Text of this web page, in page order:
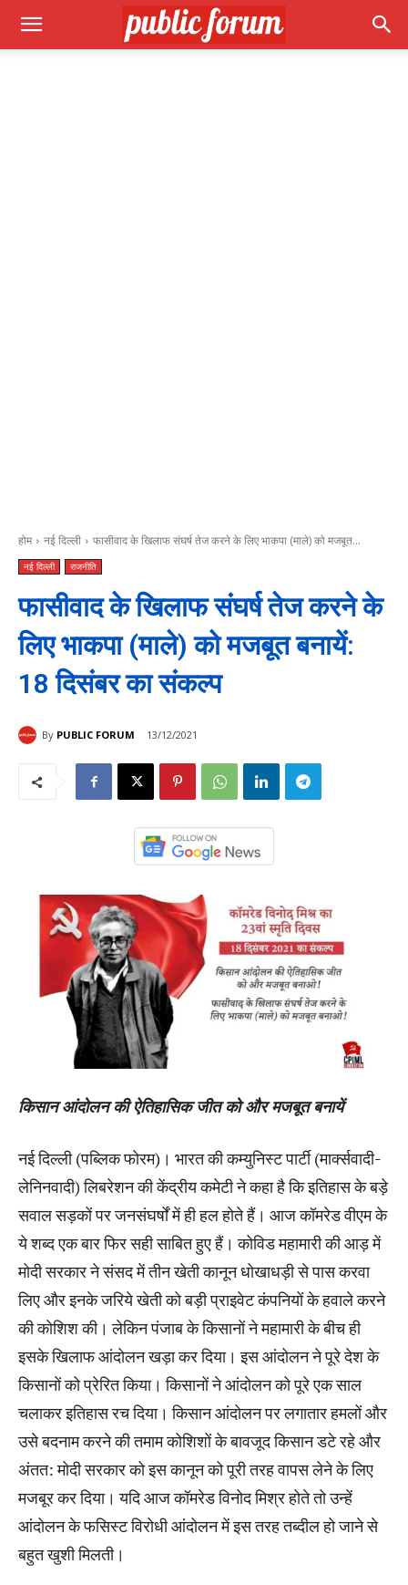
होम नई दिल्ली फासीवाद के खिलाफ संघर्ष तेज करने के लिए भाकपा (माले) को मजबूत...
नई दिल्ली राजनीति
फासीवाद के खिलाफ संघर्ष तेज करने के
लिए भाकपा (माले) को मजबूत बनायें:
18 दिसंबर का संकल्प
By PUBLIC FORUM 13/12/2021
किसान आंदोलन की ऐतिहासिक जीत को और मजबूत बनायें
नई दिल्ली (पब्लिक फोरम)। भारत की कम्युनिस्ट पार्टी (मार्क्सवादी-
लेनिनवादी) लिबरेशन की केंद्रीय कमेटी ने कहा है कि इतिहास के बड़े
सवाल सड़कों पर जनसंघर्षों में ही हल होते हैं। आज कॉमरेड वीएम के
ये शब्‍द एक बार फिर सही साबित हुए हैं। कोविड महामारी की आड़ में
मोदी सरकार ने संसद में तीन खेती कानून धोखाधड़ी से पास करवा
लिए और इनके जरिये खेती को बड़ी प्राइवेट कंपनियों के हवाले करने
की कोशिश की। लेकिन पंजाब के किसानों ने महामारी के बीच ही
इसके खिलाफ आंदोलन खड़ा कर दिया। इस आंदोलन ने पूरे देश के
किसानों को प्रेरित किया। किसानों ने आंदोलन को पूरे एक साल
चलाकर इतिहास रच दिया। किसान आंदोलन पर लगातार हमलों और
उसे बदनाम करने की तमाम कोशिशों के बावजूद किसान डटे रहे और
अंतत: मोदी सरकार को इस कानून को पूरी तरह वापस लेने के लिए
मजबूर कर दिया। यदि आज कॉमरेड विनोद मिश्र होते तो उन्‍हें
आंदोलन के फसिस्‍ट विरोधी आंदोलन में इस तरह तब्‍दील हो जाने से
बहुत खुशी मिलती।